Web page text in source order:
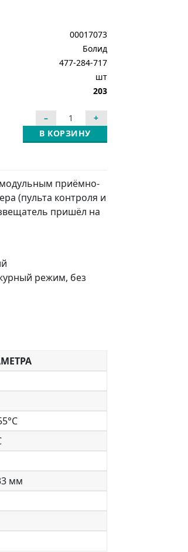
00017073
Болид
477-284-717
шт
203
В КОРЗИНУ
приёмно-
(пульта контроля и
пришёл на
режим, без
мм